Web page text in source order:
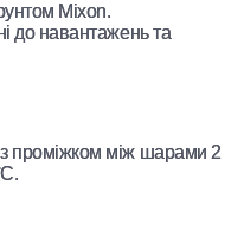
Mixon.
до навантажень та
проміжком між шарами 2